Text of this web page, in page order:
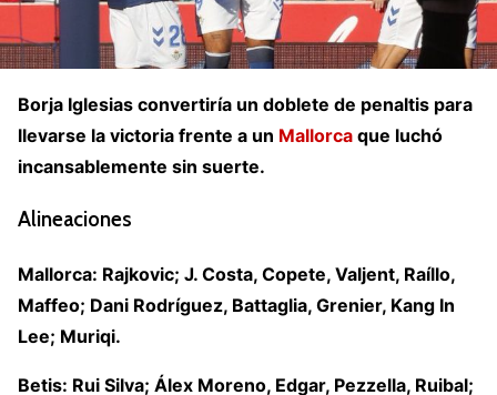
Borja Iglesias convertiría un doblete de penaltis para
llevarse la victoria frente a un Mallorca que luchó
incansablemente sin suerte.
Alineaciones
Mallorca: Rajkovic; J. Costa, Copete, Valjent, Raíllo,
Maffeo; Dani Rodríguez, Battaglia, Grenier, Kang In
Lee; Muriqi.
Betis: Rui Silva; Álex Moreno, Edgar, Pezzella, Ruibal;